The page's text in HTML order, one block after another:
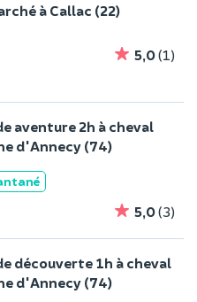
à Callac (22)
5,0(1)
aventure 2h à cheval
d'Annecy (74)
5,0(3)
découverte 1h à cheval
d'Annecy (74)